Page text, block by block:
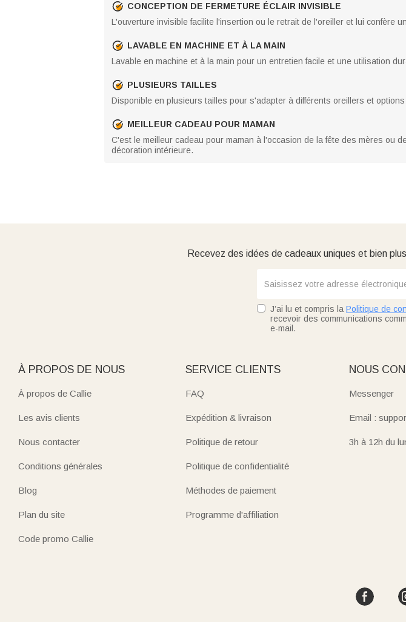
CONCEPTION DE FERMETURE ÉCLAIR INVISIBLE
L'ouverture invisible facilite l'insertion ou le retrait de l'oreiller et lui confère
LAVABLE EN MACHINE ET À LA MAIN
Lavable en machine et à la main pour un entretien facile et une utilisation
PLUSIEURS TAILLES
Disponible en plusieurs tailles pour s'adapter à différents oreillers et
MEILLEUR CADEAU POUR MAMAN
C'est le meilleur cadeau pour maman à l'occasion de la fête des mères ou
décoration intérieure.
Recevez des idées de cadeaux uniques et bien
J’ai lu et compris la Politique de
recevoir des communications
e-mail.
À PROPOS DE NOUS
À propos de Callie
Les avis clients
Nous contacter
Conditions générales
Blog
Plan du site
Code promo Callie
SERVICE CLIENTS
FAQ
Expédition & livraison
Politique de retour
Politique de confidentialité
Méthodes de paiement
Programme d'affiliation
NOUS
Messenger
Email :
3h à 12h du